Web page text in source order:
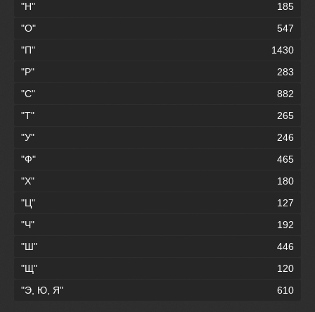
"Н"
185
"О"
547
"П"
1430
"Р"
283
"С"
882
"Т"
265
"У"
246
"Ф"
465
"Х"
180
"Ц"
127
"Ч"
192
"Ш"
446
"Щ"
120
"Э, Ю, Я"
610